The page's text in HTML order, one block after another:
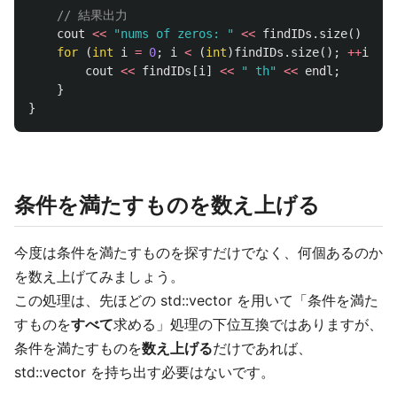
// 結果出力
cout << "nums of zeros: " << findIDs . size()
for
(int i = 0; i < (int)findIDs . size(); ++i
cout << findIDs [i ] << " th" << endl ;
}
}
条件を満たすものを数え上げる
今度は条件を満たすものを探すだけでなく、何個あるのか
を数え上げてみましょう。
この処理は、先ほどの std::vector を用いて「条件を満た
すものをすべて求める」処理の下位互換ではありますが、
条件を満たすものを数え上げるだけであれば、
std::vector を持ち出す必要はないです。